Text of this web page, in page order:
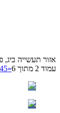
אזור תעשייה ביג,
עמוד 2 מתוך 6
«
45